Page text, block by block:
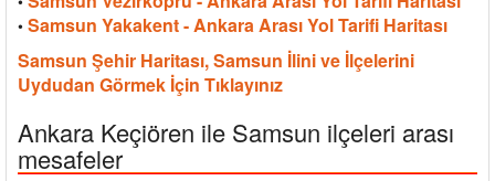
• Samsun Yakakent - Ankara Arası Yol Tarifi Haritası
Samsun Şehir Haritası, Samsun İlini ve İlçelerini
Uydudan Görmek İçin Tıklayınız
Ankara Keçiören ile Samsun ilçeleri arası
mesafeler